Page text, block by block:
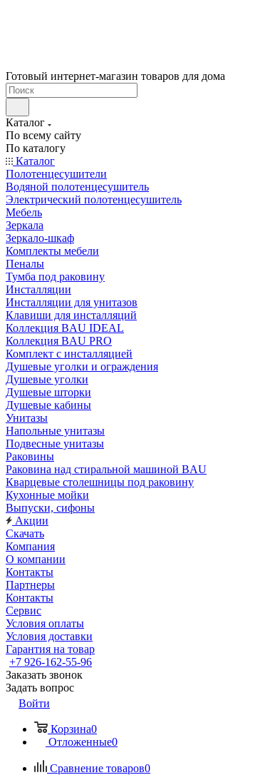
Готовый интернет-магазин товаров для дома
Каталог
По всему сайту
По каталогу
Каталог
Полотенцесушители
Водяной полотенцесушитель
Электрический полотенцесушитель
Мебель
Зеркала
Зеркало-шкаф
Комплекты мебели
Пеналы
Тумба под раковину
Инсталляции
Инсталляции для унитазов
Клавиши для инсталляций
Коллекция BAU IDEAL
Коллекция BAU PRO
Комплект с инсталляцией
Душевые уголки и ограждения
Душевые уголки
Душевые шторки
Душевые кабины
Унитазы
Напольные унитазы
Подвесные унитазы
Раковины
Раковина над стиральной машиной BAU
Кварцевые столешницы под раковину
Кухонные мойки
Выпуски, сифоны
Акции
Скачать
Компания
О компании
Контакты
Партнеры
Контакты
Сервис
Условия оплаты
Условия доставки
Гарантия на товар
+7 926-162-55-96
Заказать звонок
Задать вопрос
Войти
Корзина0
Отложенные0
Сравнение товаров0